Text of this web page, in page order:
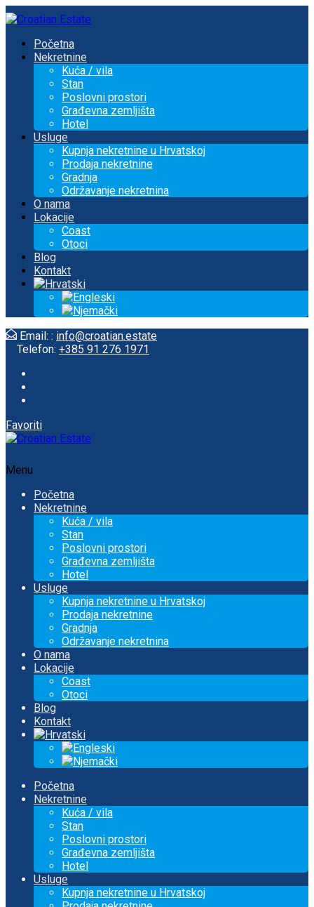
Početna
Nekretnine
Kuća / vila
Stan
Poslovni prostori
Građevna zemljišta
Hotel
Usluge
Kupnja nekretnine u Hrvatskoj
Prodaja nekretnine
Gradnja
Održavanje nekretnina
O nama
Lokacije
Coast
Otoci
Blog
Kontakt
Email: : info@croatian.estate
Telefon: +385 91 276 1971
Favoriti
Menu
Početna
Nekretnine
Kuća / vila
Stan
Poslovni prostori
Građevna zemljišta
Hotel
Usluge
Kupnja nekretnine u Hrvatskoj
Prodaja nekretnine
Gradnja
Održavanje nekretnina
O nama
Lokacije
Coast
Otoci
Blog
Kontakt
Početna
Nekretnine
Kuća / vila
Stan
Poslovni prostori
Građevna zemljišta
Hotel
Usluge
Kupnja nekretnine u Hrvatskoj